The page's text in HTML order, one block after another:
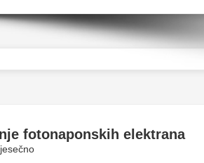
fotonaponskih elektrana